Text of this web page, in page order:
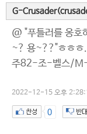
G-
@ "푸틀러를 옹
~? 용~??"ㅎㅎ
주82-조-벨스/
2022-12-15 오후
0